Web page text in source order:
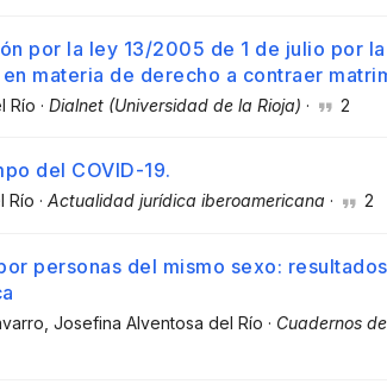
por la ley 13/2005 de 1 de julio por
materia de derecho a contraer
Río · Dialnet (Universidad de la Rioja) · 2
del COVID-19.
Río · Actualidad jurídica iberoamericana · 2
personas del mismo sexo:
, Josefina Alventosa del Río · Cuadernos